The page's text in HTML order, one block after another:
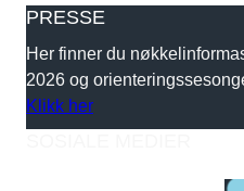
PRESSE
Her finner du
2026 og
Klikk her